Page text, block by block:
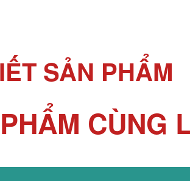
SẢN PHẨM
CÙNG